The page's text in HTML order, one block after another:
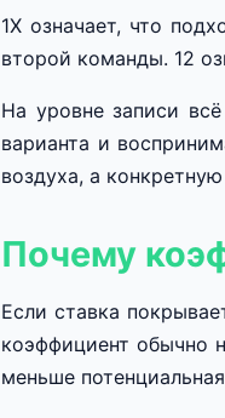
1X означает, что
второй команды. 12
На уровне записи
варианта и
воздуха, а
Почему
Если ставка
коэффициент обычно
меньше